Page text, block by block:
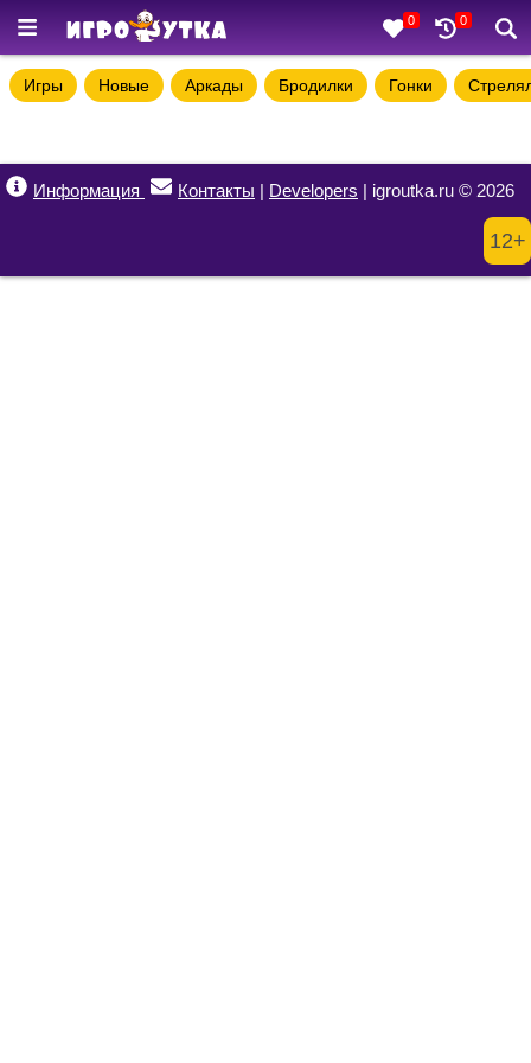
0 0
Игры Новые Аркады Бродилки Гонки
Информация Контакты | Developers | igroutka.ru © 2026
12+